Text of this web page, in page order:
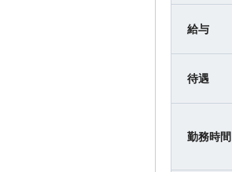
給与
待遇
勤務時間